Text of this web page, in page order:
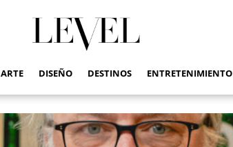
ARTE DISEÑO DESTINOS ENTRETENIMIENTO